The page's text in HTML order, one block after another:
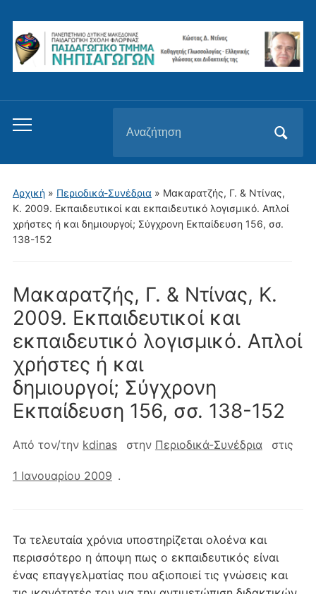
Εναλλαγή
μενού
για
κινητά
για:
Αρχική» Περιοδικά-Συνέδρια » Μακαρατζής, Γ. & Ντίνας,
Κ. 2009. Εκπαιδευτικοί και εκπαιδευτικό λογισμικό. Απλοί
χρήστες ή και δημιουργοί; Σύγχρονη Eκπαίδευση 156, σσ.
138-152
Μακαρατζής, Γ. & Ντίνας, Κ.
2009. Εκπαιδευτικοί και
εκπαιδευτικό λογισμικό. Απλοί
χρήστες ή και
δημιουργοί; Σύγχρονη
Eκπαίδευση 156, σσ. 138-152
Από τον/την kdinas στην Περιοδικά-Συνέδρια στις
1 Ιανουαρίου 2009 .
Τα τελευταία χρόνια υποστηρίζεται ολοένα και
περισσότερο η άποψη πως ο εκπαιδευτικός είναι
ένας επαγγελματίας που αξιοποιεί τις γνώσεις και